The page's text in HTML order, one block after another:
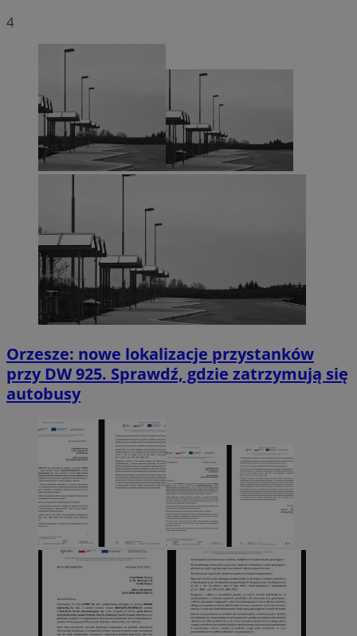
4
Orzesze: nowe lokalizacje przystanków
przy DW 925. Sprawdź, gdzie zatrzymują się
autobusy